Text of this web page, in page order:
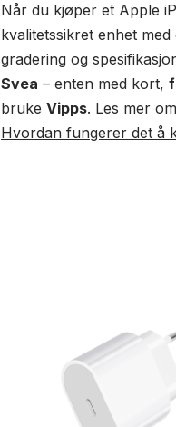
Når du kjøper et Apple
kvalitetssikret enhet
gradering og
Svea – enten med kort,
bruke Vipps. Les mer
Hvordan fungerer det å